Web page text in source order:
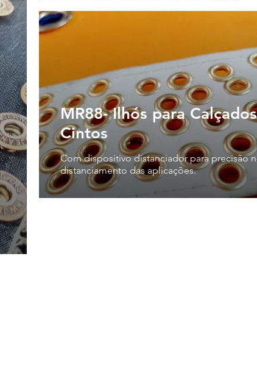
MR88- Ilhós para
Cintos
Com dispositivo distanciador para precisão
distanciamento das aplicações.